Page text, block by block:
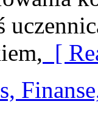
[